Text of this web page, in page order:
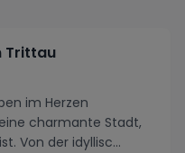
Trittau
im Herzen
charmante Stadt,
Von der idyllisc...